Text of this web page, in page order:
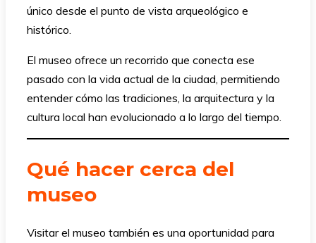
único desde el punto de vista arqueológico e
histórico.
El museo ofrece un recorrido que conecta ese
pasado con la vida actual de la ciudad, permitiendo
entender cómo las tradiciones, la arquitectura y la
cultura local han evolucionado a lo largo del tiempo.
Qué hacer cerca del
museo
Visitar el museo también es una oportunidad para